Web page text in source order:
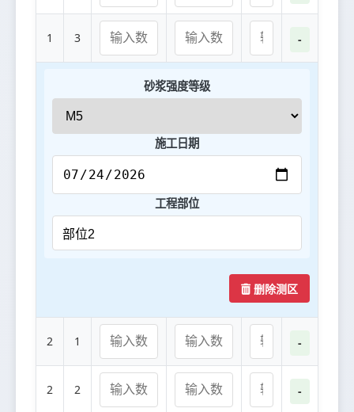
1 3 -
砂浆强度等级
施工日期
工程部位
删除测区
2 1 -
2 2 -